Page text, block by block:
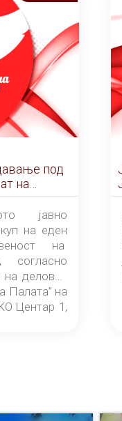
под
на
јавно
на еден
на
деловен
Палата” на
Центар 1,